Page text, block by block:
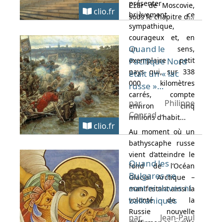
Czar de Moscovie,
sous le chapitre d...
clio.fr
présenter
brièvement ce
sympathique,
courageux et, en
un sens,
exemplaire petit
pays qui, sur 338
000 kilomètres
carrés, compte
environ cinq
millions d’habit...
clio.fr
Quand le
Pacifique Nord
était un « lac
russe »…
par Philippe
Conrad
Au moment où un
bathyscaphe russe
vient d’atteindre le
fond de l’Océan
Glacial Arctique –
manifestant ainsi la
volonté de la
Russie nouvelle
Quand les
Bulgares ne
sont ni slaves ni
balkaniques
par Jean-Paul